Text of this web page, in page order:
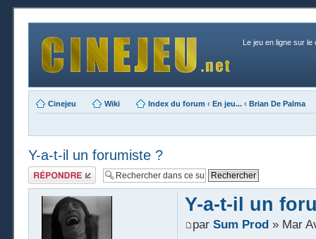
Le jeu en ligne sur le
Cinejeu Wiki Index du forum ‹ En jeu... ‹ Brian De Palma
Y-a-t-il un forumiste ?
Publier une
réponse
Y-a-t-il un
par Sum Prod» Mar